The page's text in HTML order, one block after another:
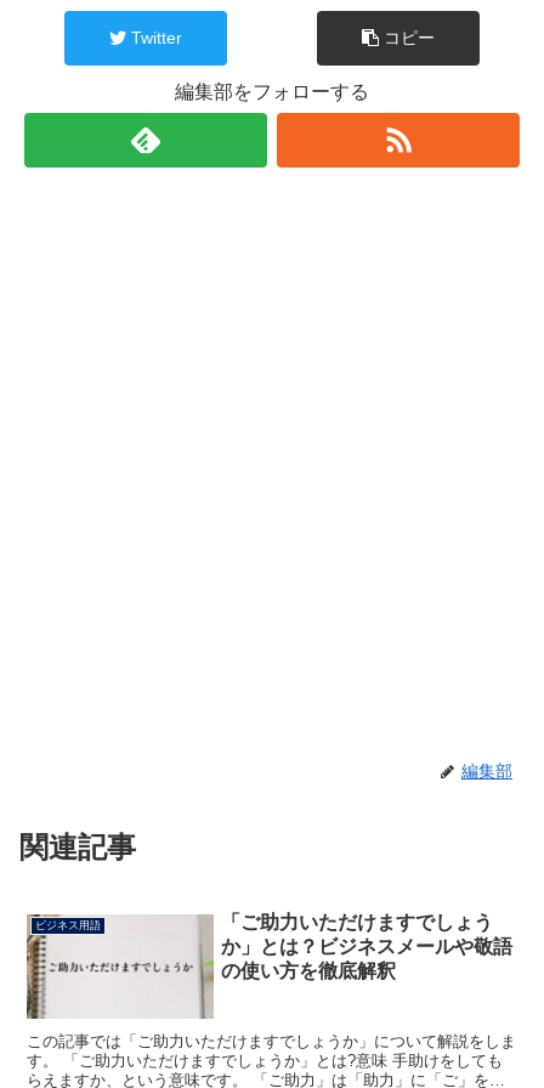
Twitter コピー
編集部をフォローする
編集部
関連記事
ビジネス用語
「ご助力いただけますでしょう
か」とは？ビジネスメールや敬語
の使い方を徹底解釈
この記事では「ご助力いただけますでしょうか」について解説をしま
す。 「ご助力いただけますでしょうか」とは?意味 手助けをしても
らえますか、という意味です。 「ご助力」は「助力」に「ご」をつ